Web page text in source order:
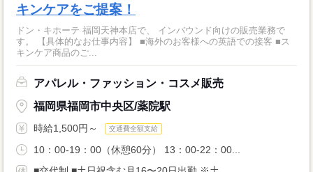
キンケアをご提案！
ドン・キホーテ 福岡天神本店で、 インバウンド向けの販売業務で
す。 【具体的なお仕事内容】 ■海外のお客様への英語での接客 ■ス
キンケア商品のご...
アパレル・ファッション・コスメ販売
福岡県福岡市中央区/薬院駅
時給1,500円～ 交通費全額支給
10：00-19：00（休憩60分） 13：00-22：00...